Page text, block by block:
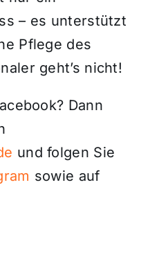
– es unterstützt
Pflege des
geht’s nicht!
Dann
und folgen Sie
sowie auf